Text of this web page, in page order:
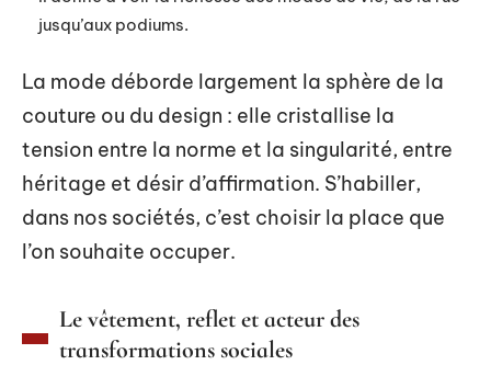
jusqu’aux podiums.
La mode déborde largement la sphère de la
couture ou du design : elle cristallise la
tension entre la norme et la singularité, entre
héritage et désir d’affirmation. S’habiller,
dans nos sociétés, c’est choisir la place que
l’on souhaite occuper.
Le vêtement, reflet et acteur des
transformations sociales